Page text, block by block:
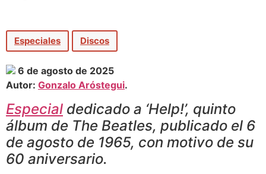
Especiales Discos
6 de agosto de 2025
Autor: Gonzalo Aróstegui.
Especial dedicado a ‘Help!’, quinto
álbum de The Beatles, publicado el 6
de agosto de 1965, con motivo de su
60 aniversario.